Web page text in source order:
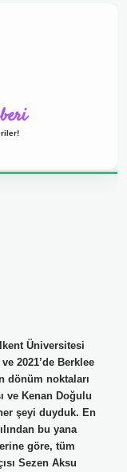
Üniversitesi
2021’de Berklee
dönüm noktaları
ve Kenan Doğulu
şeyi duyduk. En
bu yana
göre, tüm
Sezen Aksu